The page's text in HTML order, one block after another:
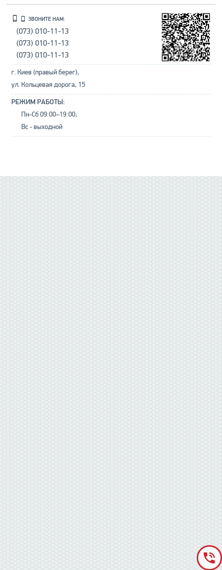
ЗВОНИТЕ НАМ:
(073) 010-11-13
(073) 010-11-13
(073) 010-11-13
г. Киев (правый берег),
ул. Кольцевая дорога, 15
РЕЖИМ РАБОТЫ:
Пн-Сб 09:00–19:00;
Вс - выходной